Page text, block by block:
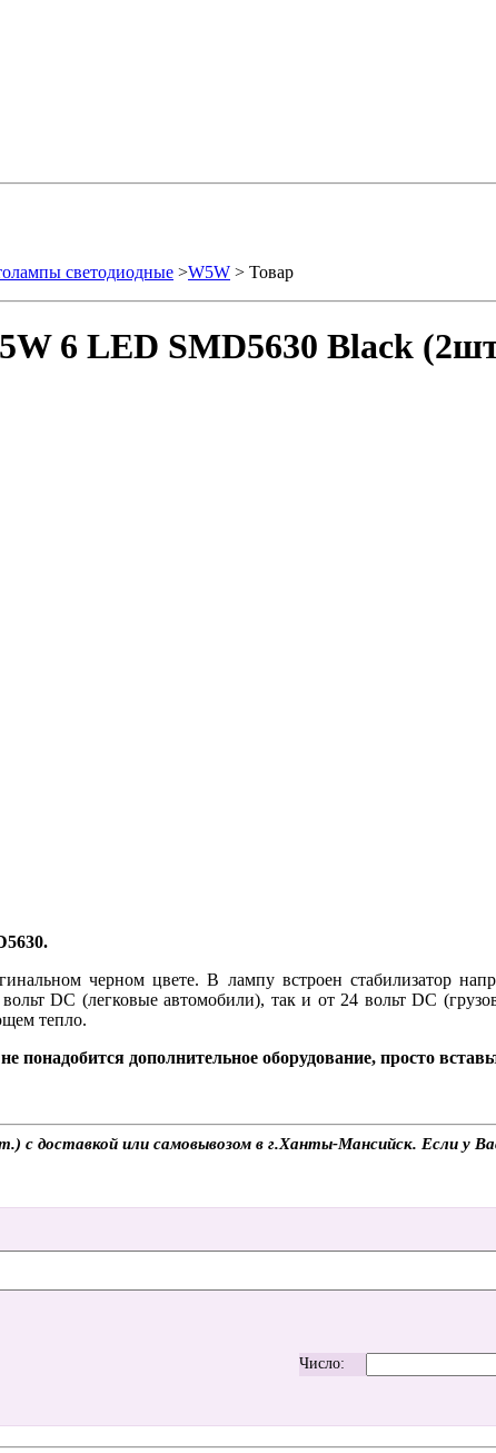
светодиодные >W5W > Товар
6 LED SMD5630 Black
черном цвете. В лампу встроен стабилизатор
DC (легковые автомобили), так и от 24 вольт DC
тепло.
дополнительное оборудование, просто
с доставкой или самовывозом в г.Ханты-Мансийск. Если у
Число: